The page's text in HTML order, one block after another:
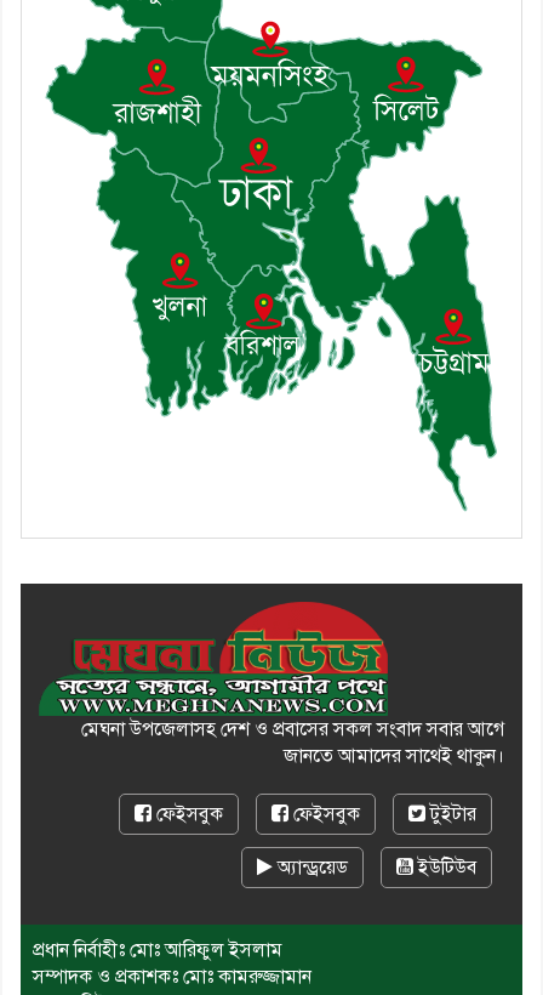
৮। দাউদকান্দিতে মুচি সম্প্রদায়ের
খোঁজখবর নিলেন ড. খন্দকার মারুফ
হোসেন
৯। মেঘনায় আইন-শৃঙ্খলা কমিটির
মাসিক সভা অনুষ্ঠিত
১০। জাতীয় নেতা ড. খন্দকার
মোশাররফ হোসেনের মূল্যায়ন কোথায়
এবং একটি বিশ্লেষণ
মেঘনা উপজেলাসহ দেশ ও প্রবাসের সকল সংবাদ সবার আগে
জানতে আমাদের সাথেই থাকুন।
ফেইসবুক ফেইসবুক টুইটার
অ্যান্ড্রয়েড ইউটিউব
প্রধান নির্বাহীঃ মোঃ আরিফুল ইসলাম
সম্পাদক ও প্রকাশকঃ মোঃ কামরুজ্জামান